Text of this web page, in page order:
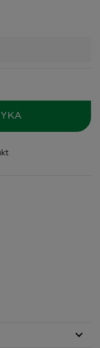
expand_more